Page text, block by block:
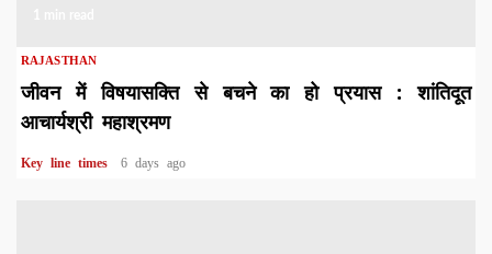
RAJASTHAN
जीवन में विषयासक्ति से बचने का हो प्रयास : शांतिदूत
आचार्यश्री महाश्रमण
Key line times 6 days ago